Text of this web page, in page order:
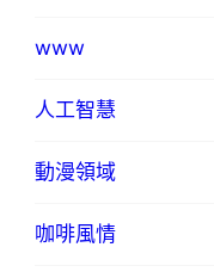
www
人工智慧
動漫領域
咖啡風情